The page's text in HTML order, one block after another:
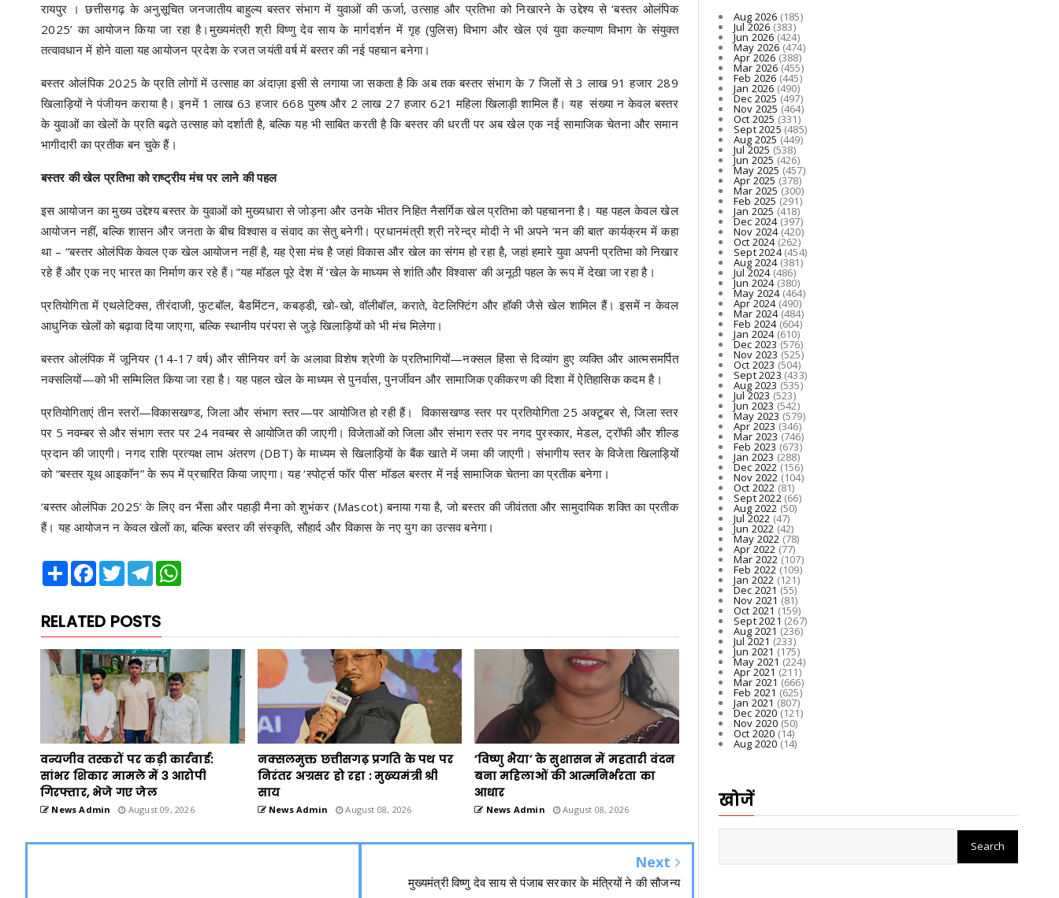
रायपुर । छत्तीसगढ़ के अनुसूचित जनजातीय बाहुल्य बस्तर संभाग में युवाओं की ऊर्जा, उत्साह और प्रतिभा को निखारने के उद्देश्य से ‘बस्तर ओलंपिक
2025’ का आयोजन किया जा रहा है।मुख्यमंत्री श्री विष्णु देव साय के मार्गदर्शन में गृह (पुलिस) विभाग और खेल एवं युवा कल्याण विभाग के संयुक्त
तत्वावधान में होने वाला यह आयोजन प्रदेश के रजत जयंती वर्ष में बस्तर की नई पहचान बनेगा।
बस्तर ओलंपिक 2025 के प्रति लोगों में उत्साह का अंदाज़ा इसी से लगाया जा सकता है कि अब तक बस्तर संभाग के 7 जिलों से 3 लाख 91 हजार 289
खिलाड़ियों ने पंजीयन कराया है। इनमें 1 लाख 63 हजार 668 पुरुष और 2 लाख 27 हजार 621 महिला खिलाड़ी शामिल हैं। यह संख्या न केवल बस्तर
के युवाओं का खेलों के प्रति बढ़ते उत्साह को दर्शाती है, बल्कि यह भी साबित करती है कि बस्तर की धरती पर अब खेल एक नई सामाजिक चेतना और समान
भागीदारी का प्रतीक बन चुके हैं।
बस्तर की खेल प्रतिभा को राष्ट्रीय मंच पर लाने की पहल
इस आयोजन का मुख्य उद्देश्य बस्तर के युवाओं को मुख्यधारा से जोड़ना और उनके भीतर निहित नैसर्गिक खेल प्रतिभा को पहचानना है। यह पहल केवल खेल
आयोजन नहीं, बल्कि शासन और जनता के बीच विश्वास व संवाद का सेतु बनेगी। प्रधानमंत्री श्री नरेन्द्र मोदी ने भी अपने ‘मन की बात’ कार्यक्रम में कहा
था – “बस्तर ओलंपिक केवल एक खेल आयोजन नहीं है, यह ऐसा मंच है जहां विकास और खेल का संगम हो रहा है, जहां हमारे युवा अपनी प्रतिभा को निखार
रहे हैं और एक नए भारत का निर्माण कर रहे हैं।"यह मॉडल पूरे देश में ‘खेल के माध्यम से शांति और विश्वास’ की अनूठी पहल के रूप में देखा जा रहा है।
प्रतियोगिता में एथलेटिक्स, तीरंदाजी, फुटबॉल, बैडमिंटन, कबड्डी, खो-खो, वॉलीबॉल, कराते, वेटलिफ्टिंग और हॉकी जैसे खेल शामिल हैं। इसमें न केवल
आधुनिक खेलों को बढ़ावा दिया जाएगा, बल्कि स्थानीय परंपरा से जुड़े खिलाड़ियों को भी मंच मिलेगा।
बस्तर ओलंपिक में जूनियर (14-17 वर्ष) और सीनियर वर्ग के अलावा विशेष श्रेणी के प्रतिभागियों—नक्सल हिंसा से दिव्यांग हुए व्यक्ति और आत्मसमर्पित
नक्सलियों—को भी सम्मिलित किया जा रहा है। यह पहल खेल के माध्यम से पुनर्वास, पुनर्जीवन और सामाजिक एकीकरण की दिशा में ऐतिहासिक कदम है।
प्रतियोगिताएं तीन स्तरों—विकासखण्ड, जिला और संभाग स्तर—पर आयोजित हो रही हैं। विकासखण्ड स्तर पर प्रतियोगिता 25 अक्टूबर से, जिला स्तर
पर 5 नवम्बर से और संभाग स्तर पर 24 नवम्बर से आयोजित की जाएगी। विजेताओं को जिला और संभाग स्तर पर नगद पुरस्कार, मेडल, ट्रॉफी और शील्ड
प्रदान की जाएगी। नगद राशि प्रत्यक्ष लाभ अंतरण (DBT) के माध्यम से खिलाड़ियों के बैंक खाते में जमा की जाएगी। संभागीय स्तर के विजेता खिलाड़ियों
को “बस्तर यूथ आइकॉन” के रूप में प्रचारित किया जाएगा। यह ‘स्पोर्ट्स फॉर पीस’ मॉडल बस्तर में नई सामाजिक चेतना का प्रतीक बनेगा।
‘बस्तर ओलंपिक 2025’ के लिए वन भैंसा और पहाड़ी मैना को शुभंकर (Mascot) बनाया गया है, जो बस्तर की जीवंतता और सामुदायिक शक्ति का प्रतीक
हैं। यह आयोजन न केवल खेलों का, बल्कि बस्तर की संस्कृति, सौहार्द और विकास के नए युग का उत्सव बनेगा।
Share Facebook
TwitterTelegram
RELATED POSTS
वन्यजीव तस्करों पर कड़ी कार्रवाई:
सांभर शिकार मामले में 3 आरोपी
गिरफ्तार, भेजे गए जेल
News Admin August 09, 2026
नक्सलमुक्त छत्तीसगढ़ प्रगति के पथ पर
निरंतर अग्रसर हो रहा : मुख्यमंत्री श्री
साय
News Admin August 08, 2026
‘विष्णु भैया’ के सुशासन में महतारी वंदन
बना महिलाओं की आत्मनिर्भरता का
आधार
News Admin August 08, 2026
Next
मुख्यमंत्री विष्णु देव साय से पंजाब सरकार के मंत्रियों ने की सौजन्य
Aug 2026 (185)
Jul 2026 (383)
Jun 2026(424)
May 2026(474)
Apr 2026 (388)
Mar 2026(455)
Feb 2026 (445)
Jan 2026 (490)
Dec 2025(497)
Nov 2025 (464)
Oct 2025 (331)
Sept 2025 (485)
Aug 2025 (449)
Jul 2025 (538)
Jun 2025(426)
May 2025(457)
Apr 2025 (378)
Mar 2025 (300)
Feb 2025 (291)
Jan 2025 (418)
Dec 2024(397)
Nov 2024(420)
Oct 2024(262)
Sept 2024(454)
Aug 2024(381)
Jul 2024(486)
Jun 2024(380)
May 2024(464)
Apr 2024(490)
Mar 2024(484)
Feb 2024(604)
Jan 2024(610)
Dec 2023(576)
Nov 2023 (525)
Oct 2023 (504)
Sept 2023 (433)
Aug 2023 (535)
Jul 2023 (523)
Jun 2023(542)
May 2023(579)
Apr 2023 (346)
Mar 2023 (746)
Feb 2023 (673)
Jan 2023 (288)
Dec 2022(156)
Nov 2022 (104)
Oct 2022 (81)
Sept 2022(66)
Aug 2022 (50)
Jul 2022 (47)
Jun 2022(42)
May 2022(78)
Apr 2022 (77)
Mar 2022(107)
Feb 2022 (109)
Jan 2022 (121)
Dec 2021 (55)
Nov 2021 (81)
Oct 2021 (159)
Sept 2021 (267)
Aug 2021 (236)
Jul 2021 (233)
Jun 2021(175)
May 2021(224)
Apr 2021 (211)
Mar 2021 (666)
Feb 2021 (625)
Jan 2021 (807)
Dec 2020(121)
Nov 2020 (50)
Oct 2020 (14)
Aug 2020(14)
खोजें